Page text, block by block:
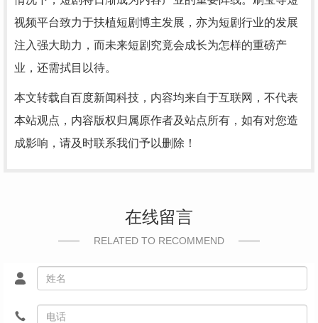
视频平台致力于扶植短剧博主发展，亦为短剧行业的发展
注入强大助力，而未来短剧究竟会成长为怎样的重磅产
业，还需拭目以待。
本文转载自百度新闻科技，内容均来自于互联网，不代表
本站观点，内容版权归属原作者及站点所有，如有对您造
成影响，请及时联系我们予以删除！
在线留言
RELATED TO RECOMMEND